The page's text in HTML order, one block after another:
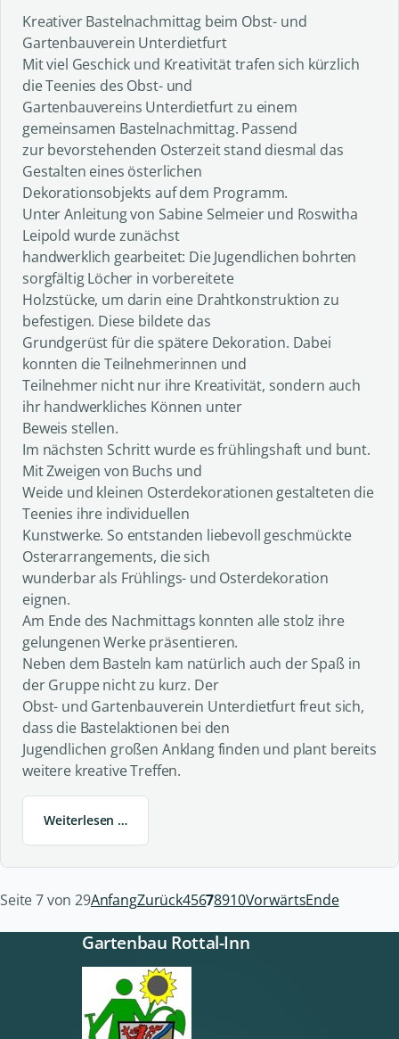
Kreativer Bastelnachmittag beim Obst- und
Gartenbauverein Unterdietfurt
Mit viel Geschick und Kreativität trafen sich kürzlich
die Teenies des Obst- und
Gartenbauvereins Unterdietfurt zu einem
gemeinsamen Bastelnachmittag. Passend
zur bevorstehenden Osterzeit stand diesmal das
Gestalten eines österlichen
Dekorationsobjekts auf dem Programm.
Unter Anleitung von Sabine Selmeier und Roswitha
Leipold wurde zunächst
handwerklich gearbeitet: Die Jugendlichen bohrten
sorgfältig Löcher in vorbereitete
Holzstücke, um darin eine Drahtkonstruktion zu
befestigen. Diese bildete das
Grundgerüst für die spätere Dekoration. Dabei
konnten die Teilnehmerinnen und
Teilnehmer nicht nur ihre Kreativität, sondern auch
ihr handwerkliches Können unter
Beweis stellen.
Im nächsten Schritt wurde es frühlingshaft und bunt.
Mit Zweigen von Buchs und
Weide und kleinen Osterdekorationen gestalteten die
Teenies ihre individuellen
Kunstwerke. So entstanden liebevoll geschmückte
Osterarrangements, die sich
wunderbar als Frühlings- und Osterdekoration
eignen.
Am Ende des Nachmittags konnten alle stolz ihre
gelungenen Werke präsentieren.
Neben dem Basteln kam natürlich auch der Spaß in
der Gruppe nicht zu kurz. Der
Obst- und Gartenbauverein Unterdietfurt freut sich,
dass die Bastelaktionen bei den
Jugendlichen großen Anklang finden und plant bereits
weitere kreative Treffen.
Weiterlesen …
Seite 7 von 29AnfangZurück45678910VorwärtsEnde
Gartenbau Rottal-Inn